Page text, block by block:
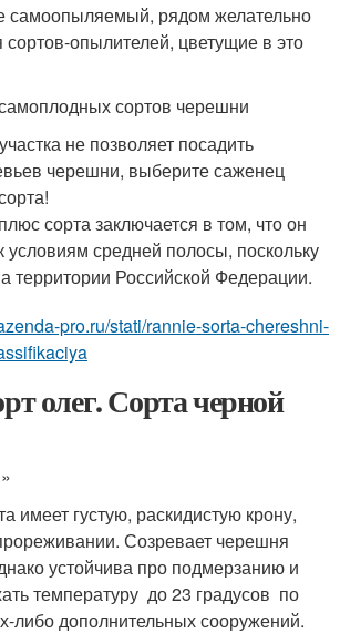
самоопыляемый, рядом желательно
сортов-опылителей, цветущие в это
сортов черешни
не позволяет посадить
черешни, выберите саженец
сорта заключается в том, что он
условиям средней полосы, поскольку
территории Российской Федерации.
pro.ru/stati/rannie-sorta-chereshni-
олег. Сорта черной
имеет густую, раскидистую крону,
Созревает черешня
устойчива про подмерзанию и
температуру до 23 градусов по
либо дополнительных сооружений.